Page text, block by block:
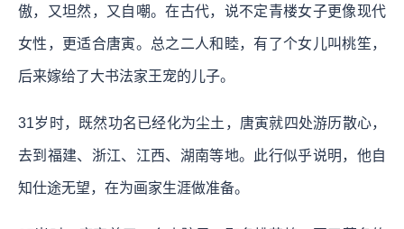
傲，又坦然，又自嘲。在古代，说不定青楼女子更像现代
女性，更适合唐寅。总之二人和睦，有了个女儿叫桃笙，
后来嫁给了大书法家王宠的儿子。
31岁时，既然功名已经化为尘土，唐寅就四处游历散心，
去到福建、浙江、江西、湖南等地。此行似乎说明，他自
知仕途无望，在为画家生涯做准备。